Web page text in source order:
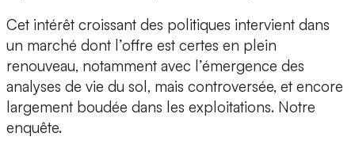
Cet intérêt croissant des politiques intervient dans
un marché dont l’offre est certes en plein
renouveau, notamment avec l’émergence des
analyses de vie du sol, mais controversée, et encore
largement boudée dans les exploitations. Notre
enquête.